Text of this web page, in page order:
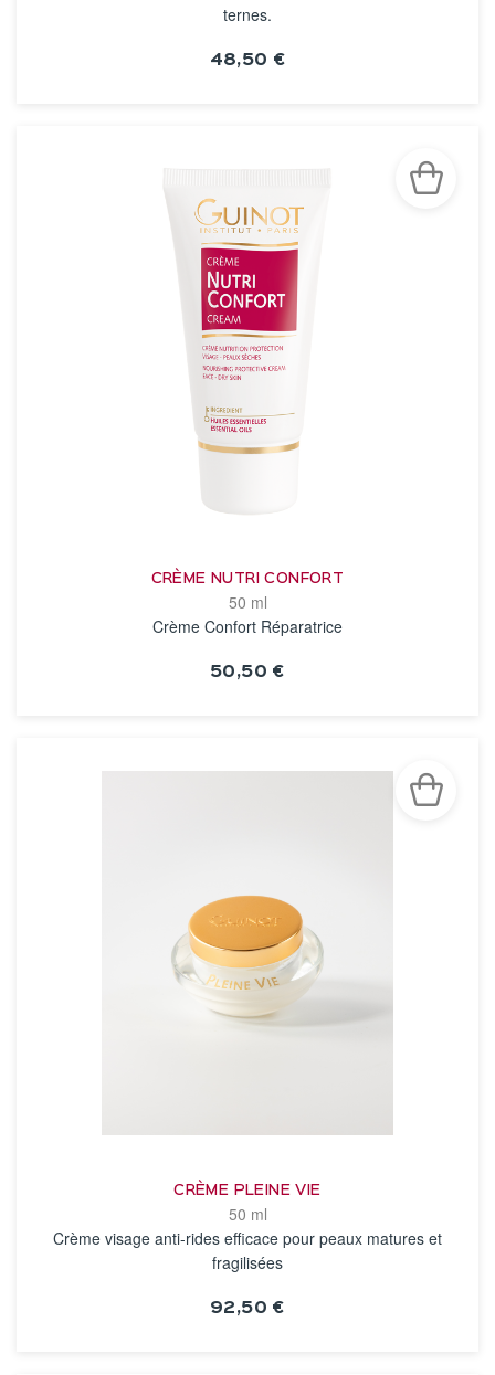
ternes.
48,50 €
CRÈME NUTRI CONFORT
50 ml
Crème Confort Réparatrice
50,50 €
CRÈME PLEINE VIE
50 ml
Crème visage anti-rides efficace pour peaux matures et
fragilisées
92,50 €